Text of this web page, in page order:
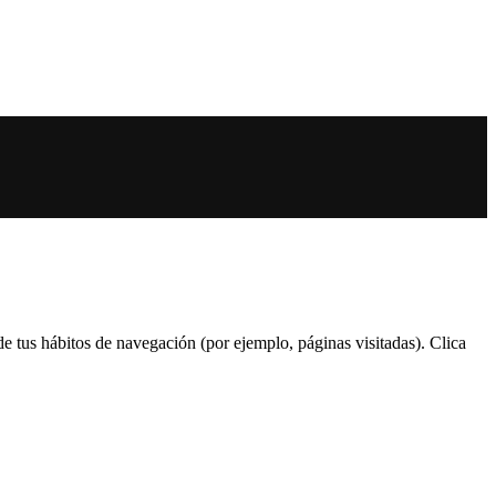
tus hábitos de navegación (por ejemplo, páginas visitadas). Clica